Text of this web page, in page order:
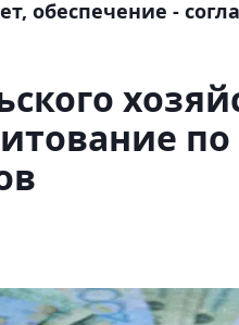
обеспечение -